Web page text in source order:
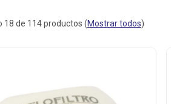
18 de 114 productos (Mostrar todos)